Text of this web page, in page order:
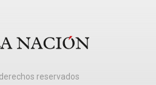
reservados